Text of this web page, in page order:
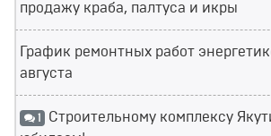
продажу краба, палтуса и икры
График ремонтных работ
августа
1 Строительному комплексу